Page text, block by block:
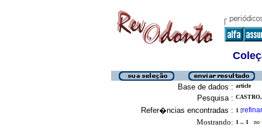
Base de dados : article
Pesquisa :
Refer�ncias encontradas : 1 [refinar
Mostrando: 1 .. 1 no